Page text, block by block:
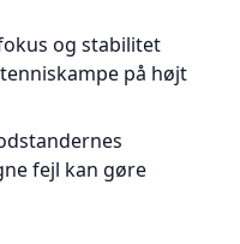
og stabilitet
på højt
fejl kan gøre